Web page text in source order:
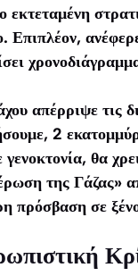
εκτεταμένη
Επιπλέον,
απέρριψε τις
2
θα
της Γάζας»
πρόσβαση σε